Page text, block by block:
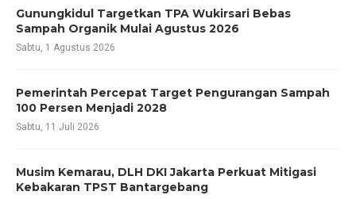
Gunungkidul Targetkan TPA Wukirsari Bebas
Sampah Organik Mulai Agustus 2026
Sabtu, 1 Agustus 2026
Pemerintah Percepat Target Pengurangan Sampah
100 Persen Menjadi 2028
Sabtu, 11 Juli 2026
Musim Kemarau, DLH DKI Jakarta Perkuat Mitigasi
Kebakaran TPST Bantargebang